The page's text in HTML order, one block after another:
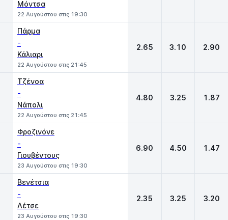
Μόντσα
22 Αυγούστου στις 19:30
Πάρμα
-
Κάλιαρι
22 Αυγούστου στις 21:45
2.65 3.10 2.90
Τζένοα
-
Νάπολι
22 Αυγούστου στις 21:45
4.80 3.25 1.87
Φροζινόνε
-
Γιουβέντους
23 Αυγούστου στις 19:30
6.90 4.50 1.47
Βενέτσια
-
Λέτσε
23 Αυγούστου στις 19:30
2.35 3.25 3.20